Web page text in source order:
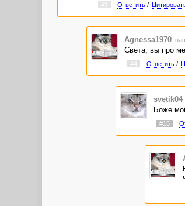
#3 Ответить/
Agnessa1970
Света, вы про
#4 Ответить/
svetik04
Боже
#16